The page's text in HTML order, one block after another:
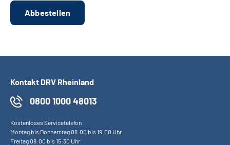
Kontakt DRV Rheinland
0800 1000 48013
Kostenloses Servicetelefon
Montag bis Donnerstag 08:00 bis 19:00 Uhr
Freitag 08:00 bis 15:30 Uhr